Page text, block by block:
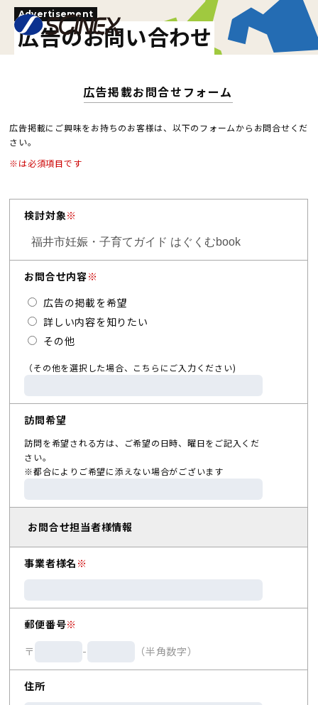
Advertisement
広告のお問い合わせ
広告掲載お問合せフォーム
広告掲載にご興味をお持ちのお客様は、以下のフォームからお問合せくだ
さい。
※は必須項目です
検討対象※
お問合せ内容※
広告の掲載を希望
詳しい内容を知りたい
その他
（その他を選択した場合、こちらにご入力ください)
訪問希望
訪問を希望される方は、ご希望の日時、曜日をご記入くだ
さい。
※都合によりご希望に添えない場合がございます
お問合せ担当者様情報
事業者様名 ※
郵便番号※
〒
- （半角数字）
住所